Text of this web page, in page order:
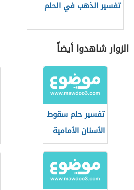
تفسير الذهب في الحلم
الزوار شاهدوا أيضاً
تفسير حلم سقوط
الأسنان الأمامية